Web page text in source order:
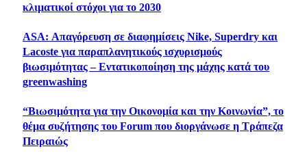
κλιματικοί στόχοι για το 2030
ASA: Απαγόρευση σε διαφημίσεις Nike, Superdry και
Lacoste για παραπλανητικούς ισχυρισμούς
βιωσιμότητας – Εντατικοποίηση της μάχης κατά του
greenwashing
“Βιωσιμότητα για την Οικονομία και την Κοινωνία”, το
θέμα συζήτησης του Forum που διοργάνωσε η Τράπεζα
Πειραιώς